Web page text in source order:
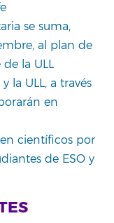
se suma,
al plan de
la ULL
la ULL, a través
en
científicos por
de ESO y